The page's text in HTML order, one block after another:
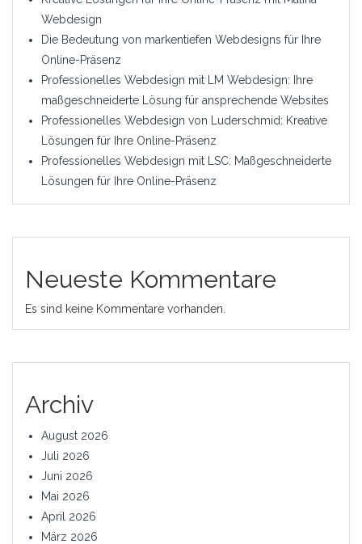
Webdesign
Die Bedeutung von markentiefen Webdesigns für Ihre
Online-Präsenz
Professionelles Webdesign mit LM Webdesign: Ihre
maßgeschneiderte Lösung für ansprechende Websites
Professionelles Webdesign von Luderschmid: Kreative
Lösungen für Ihre Online-Präsenz
Professionelles Webdesign mit LSC: Maßgeschneiderte
Lösungen für Ihre Online-Präsenz
Neueste Kommentare
Es sind keine Kommentare vorhanden.
Archiv
August 2026
Juli 2026
Juni 2026
Mai 2026
April 2026
März 2026